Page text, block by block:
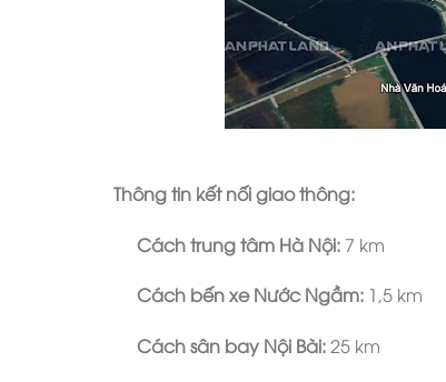
Thông tin kết nối giao thông:
Cách trung tâm Hà Nội:7 km
Cách bến xe Nước Ngầm:1,5 km
Cách sân bay Nội Bài:25 km